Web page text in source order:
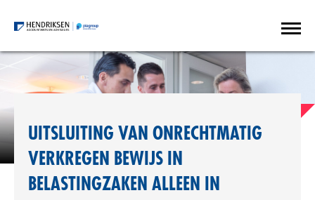
UITSLUITING VAN ONRECHTMATIG
VERKREGEN BEWIJS IN
BELASTINGZAKEN ALLEEN IN